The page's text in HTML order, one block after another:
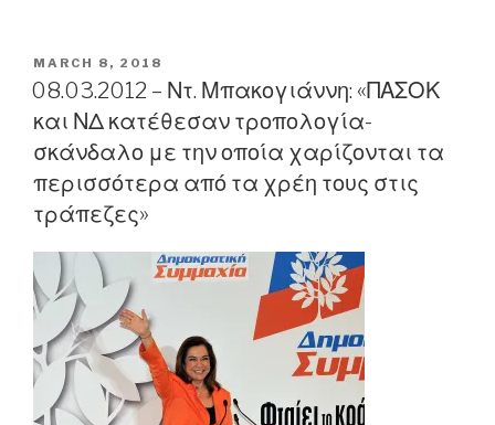
«Δεν
με
το
προσκλητήριο
Σαμαρά»”
POSTED
ON
MARCH 8, 2018
08.03.2012 – Ντ. Μπακογιάννη: «ΠΑΣΟΚ
και ΝΔ κατέθεσαν τροπολογία-
σκάνδαλο με την οποία χαρίζονται τα
περισσότερα από τα χρέη τους στις
τράπεζες»